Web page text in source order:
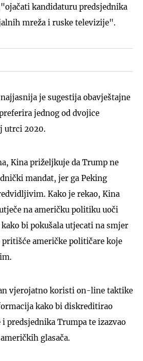
kandidaturu predsjednika
mreža i ruske televizije".
je sugestija obavještajne
jednog od dvojice
utrci 2020.
Kina priželjkuje da Trump ne
mandat, jer ga Peking
Kako je rekao, Kina
na američku politiku uoči
bi pokušala utjecati na smjer
američke političare koje
vjerojatno koristi on-line taktike
kako bi diskreditirao
predsjednika Trumpa te izazvao
glasača.